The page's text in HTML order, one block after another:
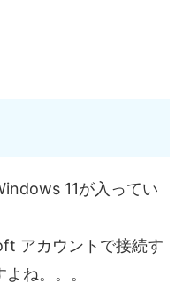
11が入ってい
アカウントで接続す
ね。。。